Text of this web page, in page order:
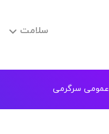
سلامت
عمومی سرگرمی